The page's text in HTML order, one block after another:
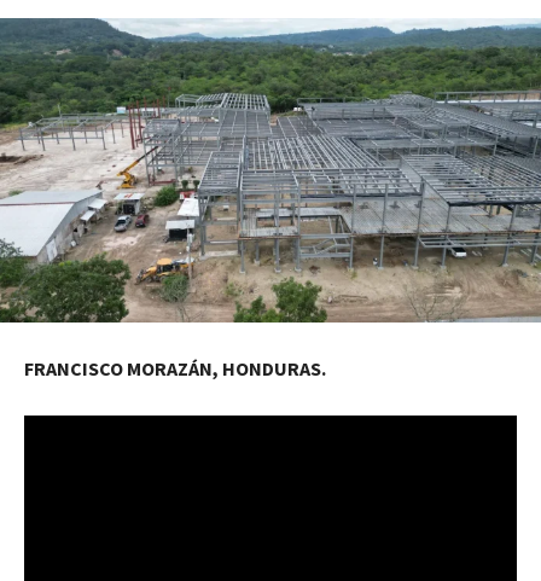
FRANCISCO MORAZÁN, HONDURAS.